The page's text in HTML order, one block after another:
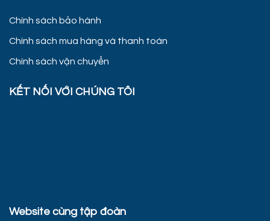
Chính sách bảo hành
Chính sách mua hàng và thanh toán
Chính sách vận chuyển
KẾT NỐI VỚI CHÚNG TÔI
Website cùng tập đoàn